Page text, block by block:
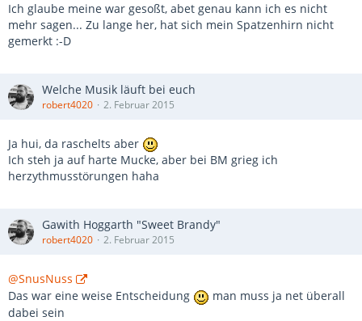
Ich glaube meine war gesoßt, abet genau kann ich es nicht
mehr sagen... Zu lange her, hat sich mein Spatzenhirn nicht
gemerkt :-D
Welche Musik läuft bei euch
robert4020 2. Februar 2015
Ja hui, da raschelts aber
Ich steh ja auf harte Mucke, aber bei BM grieg ich
herzythmusstörungen haha
Gawith Hoggarth "Sweet Brandy"
robert4020 2. Februar 2015
@SnusNuss
Das war eine weise Entscheidung
man muss ja net überall
dabei sein